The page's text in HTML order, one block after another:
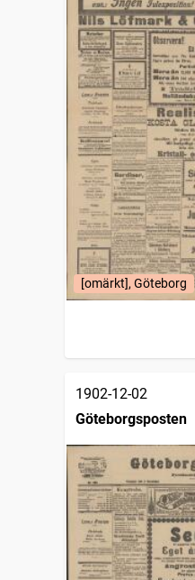
[omärkt], Göteborg
1902-12-02
Göteborgsposten